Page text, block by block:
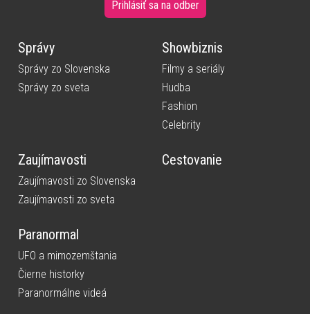
Prihlásiť sa na odber
Správy
Správy zo Slovenska
Správy zo sveta
Showbiznis
Filmy a seriály
Hudba
Fashion
Celebrity
Zaujímavosti
Zaujímavosti zo Slovenska
Zaujímavosti zo sveta
Cestovanie
Paranormal
UFO a mimozemštania
Čierne historky
Paranormálne videá